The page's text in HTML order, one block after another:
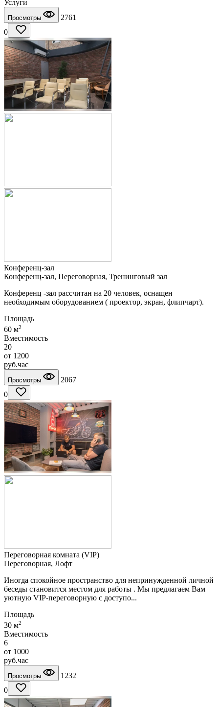
Услуги
Просмотры
2761
0
Конференц-зал
Конференц-зал, Переговорная, Тренинговый зал
Конференц -зал рассчитан на 20 человек, оснащен
необходимым оборудованием ( проектор, экран, флипчарт).
Площадь
60 м2
Вместимость
20
от 1200
руб.час
Просмотры
2067
0
Переговорная комната (VIP)
Переговорная, Лофт
Иногда спокойное пространство для непринужденной личной
беседы становится местом для работы . Мы предлагаем Вам
уютную VIP-переговорную с доступо...
Площадь
30 м2
Вместимость
6
от 1000
руб.час
Просмотры
1232
0